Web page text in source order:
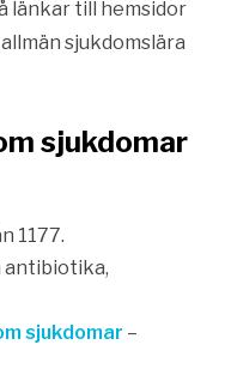
länkar till hemsidor
sjukdomslära
sjukdomar
1177.
antibiotika,
sjukdomar –